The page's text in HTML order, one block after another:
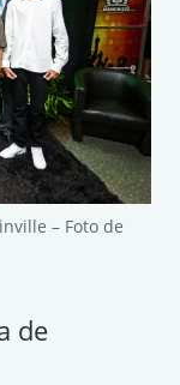
– Foto de
de